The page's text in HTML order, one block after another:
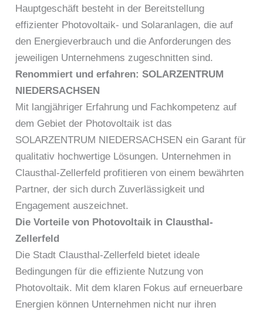
Hauptgeschäft besteht in der Bereitstellung
effizienter Photovoltaik- und Solaranlagen, die auf
den Energieverbrauch und die Anforderungen des
jeweiligen Unternehmens zugeschnitten sind.
Renommiert und erfahren: SOLARZENTRUM
NIEDERSACHSEN
Mit langjähriger Erfahrung und Fachkompetenz auf
dem Gebiet der Photovoltaik ist das
SOLARZENTRUM NIEDERSACHSEN ein Garant für
qualitativ hochwertige Lösungen. Unternehmen in
Clausthal-Zellerfeld profitieren von einem bewährten
Partner, der sich durch Zuverlässigkeit und
Engagement auszeichnet.
Die Vorteile von Photovoltaik in Clausthal-
Zellerfeld
Die Stadt Clausthal-Zellerfeld bietet ideale
Bedingungen für die effiziente Nutzung von
Photovoltaik. Mit dem klaren Fokus auf erneuerbare
Energien können Unternehmen nicht nur ihren